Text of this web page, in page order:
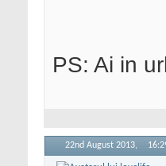
PS: Ai in
22nd August 2013,